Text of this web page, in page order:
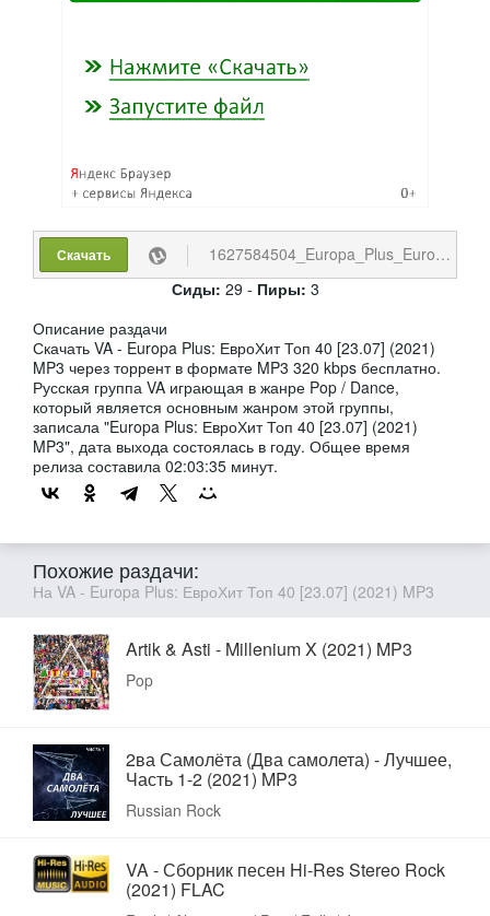
Скачать
1627584504_Europa_Plus_EuropHit_Top_40_2021-07-23.torrent
Сиды: 29 - Пиры: 3
Описание раздачи
Скачать VA - Europa Plus: ЕвроХит Топ 40 [23.07] (2021)
MP3 через торрент в формате MP3 320 kbps бесплатно.
Русская группа VA играющая в жанре Pop / Dance,
который является основным жанром этой группы,
записала "Europa Plus: ЕвроХит Топ 40 [23.07] (2021)
MP3", дата выхода состоялась в году. Общее время
релиза составила 02:03:35 минут.
Похожие раздачи:
На VA - Europa Plus: ЕвроХит Топ 40 [23.07] (2021) MP3
Artik & Asti - Millenium X (2021) MP3
Pop
2ва Самолёта (Два самолета) - Лучшее,
Часть 1-2 (2021) MP3
Russian Rock
VA - Сборник песен Hi-Res Stereo Rock
(2021) FLAC